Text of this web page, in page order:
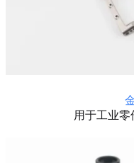
用于工业零